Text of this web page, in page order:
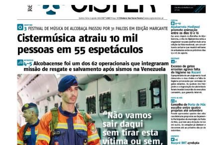
Acesso aos conteúdos Exclusivos para
assinantes
Ofertas para assinatura anual
Escolha o plano